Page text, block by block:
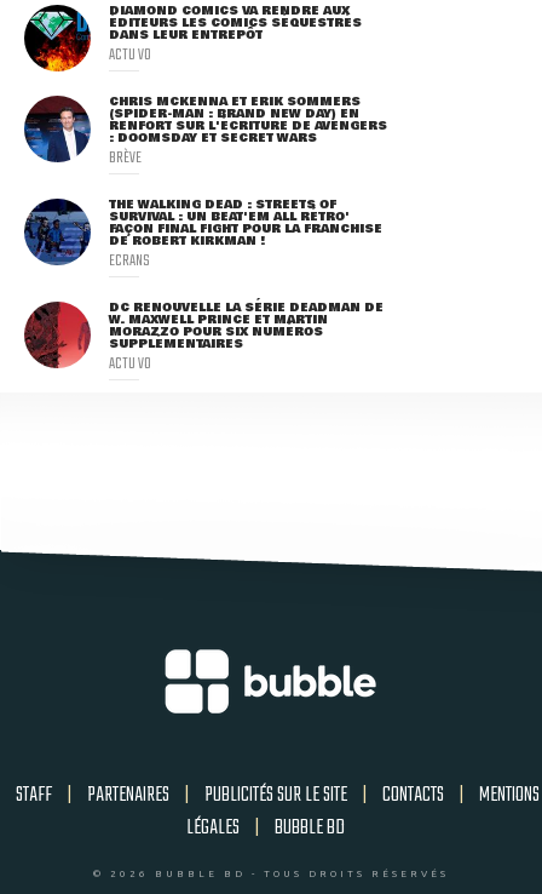
DIAMOND COMICS VA RENDRE AUX
ÉDITEURS LES COMICS SÉQUESTRÉS
DANS LEUR ENTREPÔT
ACTU VO
CHRIS MCKENNA ET ERIK SOMMERS
(SPIDER-MAN : BRAND NEW DAY) EN
RENFORT SUR L'ÉCRITURE DE AVENGERS
: DOOMSDAY ET SECRET WARS
BRÈVE
THE WALKING DEAD : STREETS OF
SURVIVAL : UN BEAT'EM ALL RÉTRO'
FAÇON FINAL FIGHT POUR LA FRANCHISE
DE ROBERT KIRKMAN !
ECRANS
DC RENOUVELLE LA SÉRIE DEADMAN DE
W. MAXWELL PRINCE ET MARTIN
MORAZZO POUR SIX NUMÉROS
SUPPLÉMENTAIRES
ACTU VO
STAFF | PARTENAIRES | PUBLICITÉS SUR LE SITE | CONTACTS | MENTIONS
LÉGALES | BUBBLE BD
© 2026 BUBBLE BD - TOUS DROITS RÉSERVÉS